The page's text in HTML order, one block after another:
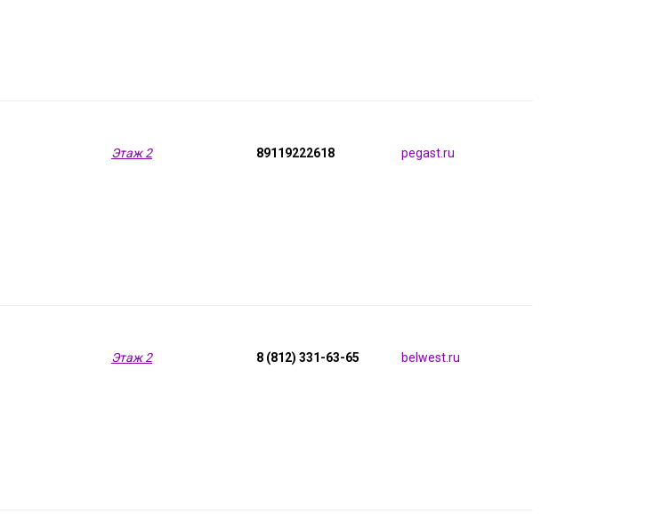
Этаж 2 89119222618 pegast.ru
Этаж 2 8 (812) 331-63-65 belwest.ru